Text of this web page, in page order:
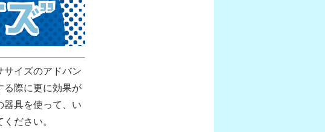
サイズのアドバン
る際に更に効果が
器具を使って、い
ださい。